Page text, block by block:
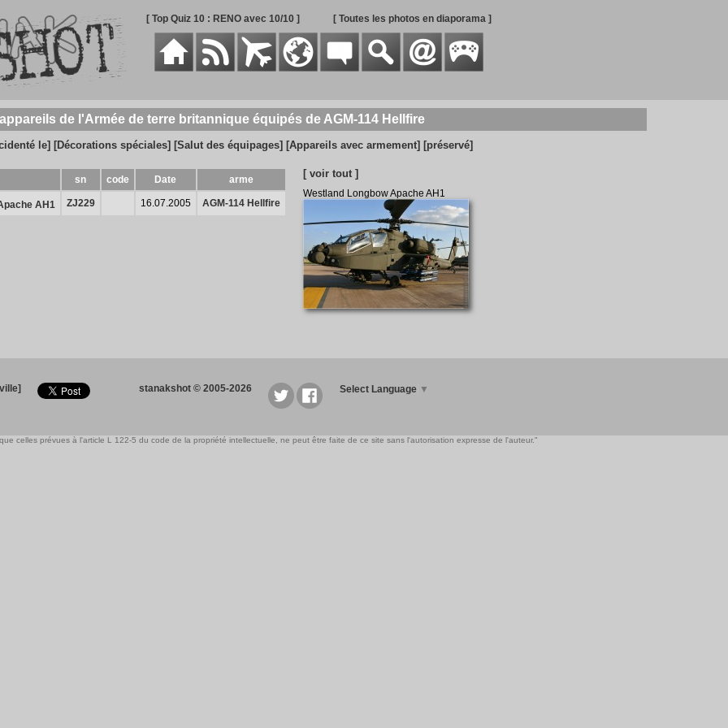
[ Top Quiz 10 : RENO avec 10/10 ] [ Toutes les photos en diaporama ]
de l'Armée de terre britannique équipés de AGM-114 Hellfire
le] [Décorations spéciales] [Salut des équipages] [Appareils avec armement] [préservé]
sn code Date arme
AH1 ZJ229 16.07.2005 AGM-114 Hellfire
[ voir tout ]
Westland Longbow Apache AH1
stanakshot © 2005-2026 Select Language ▼
celles prévues à l'article L 122-5 du code de la propriété intellectuelle, ne peut être faite de ce site sans l'autorisation expresse de l'auteur."